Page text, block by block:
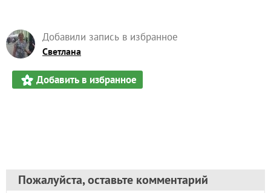
Добавили запись в избранное
Светлана
Добавить в избранное
Пожалуйста, оставьте комментарий